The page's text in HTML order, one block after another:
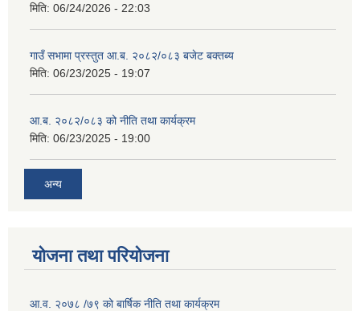
मिति: 06/24/2026 - 22:03
गाउँ सभामा प्रस्तुत आ.ब. २०८२/०८३ बजेट बक्तब्य
मिति: 06/23/2025 - 19:07
आ.ब. २०८२/०८३ को नीति तथा कार्यक्रम
मिति: 06/23/2025 - 19:00
अन्य
योजना तथा परियोजना
आ.व. २०७८ /७९ को बार्षिक नीति तथा कार्यक्रम